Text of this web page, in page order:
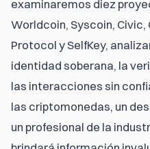
examinaremos diez
Worldcoin, Syscoin, Civic,
Protocol y SelfKey,
identidad soberana, la
las interacciones sin
las criptomonedas, un
un profesional de la